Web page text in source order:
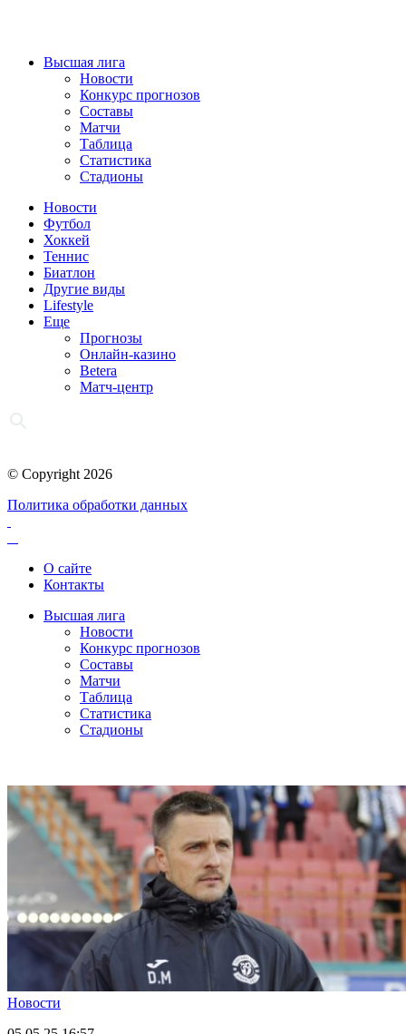
Высшая лига
Новости
Конкурс прогнозов
Составы
Матчи
Таблица
Статистика
Стадионы
Новости
Футбол
Хоккей
Теннис
Биатлон
Другие виды
Lifestyle
Еще
Прогнозы
Онлайн-казино
Betera
Матч-центр
© Copyright 2026
Политика обработки данных
О сайте
Контакты
Высшая лига
Новости
Конкурс прогнозов
Составы
Матчи
Таблица
Статистика
Стадионы
Новости